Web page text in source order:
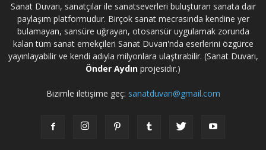
Sanat Duvarı, sanatçılar ile sanatseverleri buluşturan sanata dair
paylaşım platformudur. Birçok sanat mecrasında kendine yer
bulamayan, sansüre uğrayan, otosansür uygulamak zorunda
kalan tüm sanat emekçileri Sanat Duvarı'nda eserlerini özgürce
yayınlayabilir ve kendi adıyla milyonlara ulaştırabilir. (Sanat Duvarı,
Önder Aydın projesidir.)
Bizimle iletişime geç: sanatduvari@gmail.com